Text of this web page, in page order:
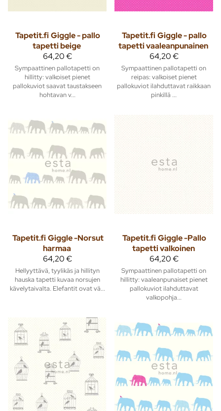
Tapetit.fiGiggle - pallo
tapetti beige
64,20 €
Sympaattinen pallotapetti on
hillitty: valkoiset pienet
pallokuviot saavat taustakseen
hohtavan v...
Tapetit.fiGiggle - pallo
tapetti vaaleanpunainen
64,20 €
Sympaattinen pallotapetti on
reipas: valkoiset pienet
pallokuviot ilahduttavat raikkaan
pinkillä ...
Tapetit.fi Giggle -Norsut
harmaa
64,20 €
Hellyyttävä, tyylikäs ja hillityn
hauska tapetti kuvaa norsujen
kävelytaivalta. Elefantit ovat vä...
Tapetit.fiGiggle -Pallo
tapetti valkoinen
64,20 €
Sympaattinen pallotapetti on
hillitty: vaaleanpunaiset pienet
pallokuviot ilahduttavat
valkopohja...